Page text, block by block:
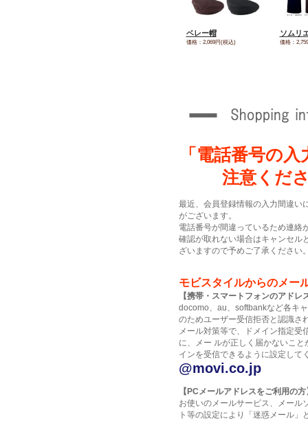
ベレー帽
価格：2,069円(税込)
ソムリ
価格：
「電話番号の
注意くだ
最近、会員登録情報の入力間違い
がございます。
電話番号が間違っているため連絡
確認が取れない場合はキャンセル
ざいますので予めご了承ください
モビスタイルからのメー
【携帯・スマートフォンのアドレ
docomo、au、softbankなど各キ
のためユーザー受信拒否と認識さ
メール対策等で、ドメイン指定受
に、メー ルが正しく届かないこ
インを受信できるように設定して
@movi.co.jp
【PCメールアドレスをご利用の方
お使いのメールサービス、メール
ト等の設定により「迷惑メール」